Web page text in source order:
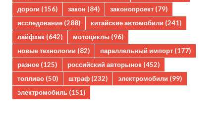
дороги (156) закон (84) законопроект (79)
исследование (288) китайские автомобили (241)
лайфхак (642) мотоциклы (96)
новые технологии (82) параллельный импорт (177)
разное (125) российский авторынок (452)
топливо (50) штраф (232) электромобили (99)
электромобиль (151)